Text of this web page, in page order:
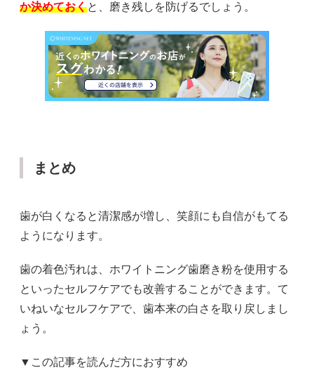
か決めておくと、磨き残しを防げるでしょう。
まとめ
歯が白くなると清潔感が増し、笑顔にも自信がもてる
ようになります。
歯の着色汚れは、ホワイトニング歯磨き粉を使用する
といったセルフケアでも改善することができます。て
いねいなセルフケアで、歯本来の白さを取り戻しまし
ょう。
▼この記事を読んだ方におすすめ